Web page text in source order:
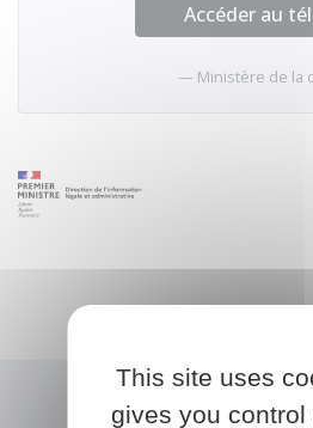
Accéder au
Ministère de la
This site uses
gives you control